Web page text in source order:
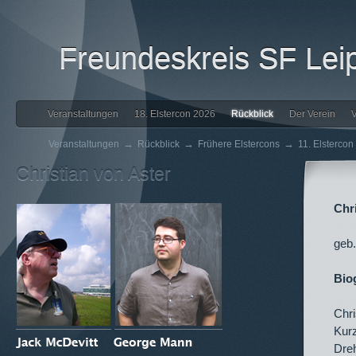
Freundeskreis SF
Veranstaltungen 18. Elstercon 2026 Rückblick Der Verein
Veranstaltungen → Rückblick → Frühere Elstercons → 11.
Christian von Aster